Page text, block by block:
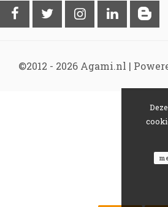
©2012 - 2026 Agami.nl |